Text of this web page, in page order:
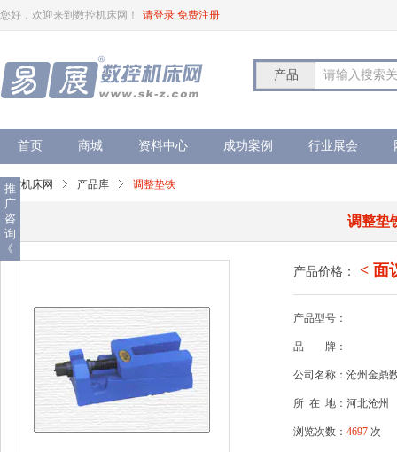
您好，欢迎来到数控机床网！ 请登录 免费注册
产品 请输入搜索
首页 商城 资料中心 成功案例 行业展会
数控机床网 产品库 调整垫铁
调整垫
产品价格： < 面
产品型号：
品 牌：
公司名称：沧州金鼎
所 在 地：河北沧州
浏览次数： 4697 次
推
广
咨
询
《